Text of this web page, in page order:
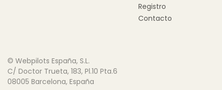
Registro
Contacto
© Webpilots España, S.L.
C/ Doctor Trueta, 183, Pl.10 Pta.6
08005 Barcelona, España